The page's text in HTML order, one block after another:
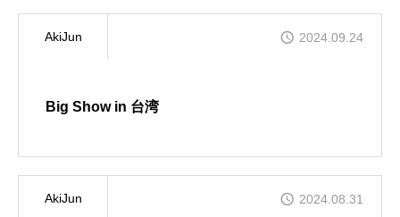
AkiJun 2024.09.24
Big Show in 台湾
AkiJun 2024.08.31